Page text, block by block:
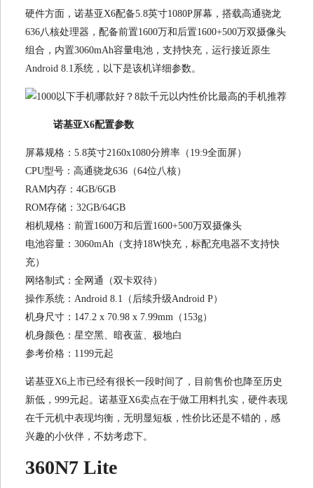
硬件方面，诺基亚X6配备5.8英寸1080P屏幕，搭载高通骁龙
636八核处理器，配备前置1600万和后置1600+500万双摄像头
组合，内置3060mAh容量电池，支持快充，运行接近原生
Android 8.1系统，以下是该机详细参数。
诺基亚X6配置参数
屏幕规格：5.8英寸2160x1080分辨率（19:9全面屏）
CPU型号：高通骁龙636（64位八核）
RAM内存：4GB/6GB
ROM存储：32GB/64GB
相机规格：前置1600万和后置1600+500万双摄像头
电池容量：3060mAh（支持18W快充，标配充电器不支持快
充）
网络制式：全网通（双卡双待）
操作系统：Android 8.1（后续升级Android P）
机身尺寸：147.2 x 70.98 x 7.99mm（153g）
机身颜色：星空黑、暗夜蓝、极地白
参考价格：1199元起
诺基亚X6上市已经有很长一段时间了，目前售价也降至历史
新低，999元起。诺基亚X6卖点在于做工用料扎实，硬件表现
在千元机中表现均衡，无明显短板，性价比还是不错的，感
兴趣的小伙伴，不妨考虑下。
360N7 Lite